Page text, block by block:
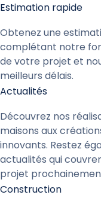
Estimation rapide
Obtenez une
complétant notre
de votre projet et
meilleurs délais.
Actualités
Découvrez nos
maisons aux
innovants. Restez
actualités qui
projet
Construction